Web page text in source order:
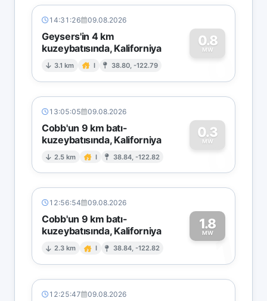
14:31:26 09.08.2026
Geysers'in 4 km
kuzeybatısında, Kaliforniya
3.1 km I 38.80, -122.79
0.8
MW
0
13:05:05 09.08.2026
Cobb'un 9 km batı-
kuzeybatısında, Kaliforniya
2.5 km I 38.84, -122.82
0.3
MW
0
12:56:54 09.08.2026
Cobb'un 9 km batı-
kuzeybatısında, Kaliforniya
2.3 km I 38.84, -122.82
1.8
MW1
12:25:47 09.08.2026